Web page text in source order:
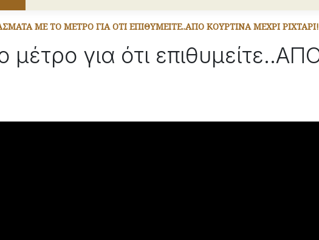
ΜΕ ΤΟ ΜΈΤΡΟ ΓΙΑ ΌΤΙ ΕΠΙΘΥΜΕΊΤΕ..ΑΠΟ ΚΟΥΡΤΙΝΑ ΜΕΧΡΙ
μέτρο για ότι